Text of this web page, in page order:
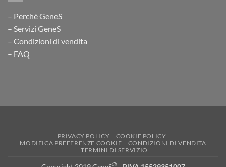
– Perchè GeneS
– Servizi GeneS
– Condizioni di vendita
– FAQ
PRIVACY POLICY
COOKIE POLICY
MODIFICA PREFERENZE COOKIE
CONDIZIONI DI VENDITA
TERMINI DI SERVIZIO
®